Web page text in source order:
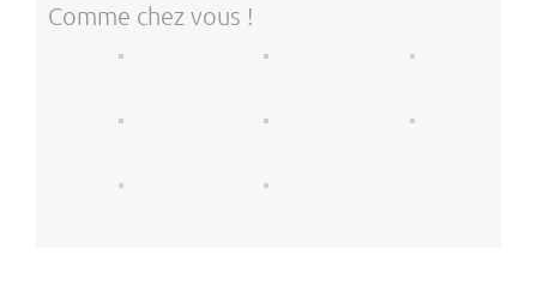
Comme chez vous !